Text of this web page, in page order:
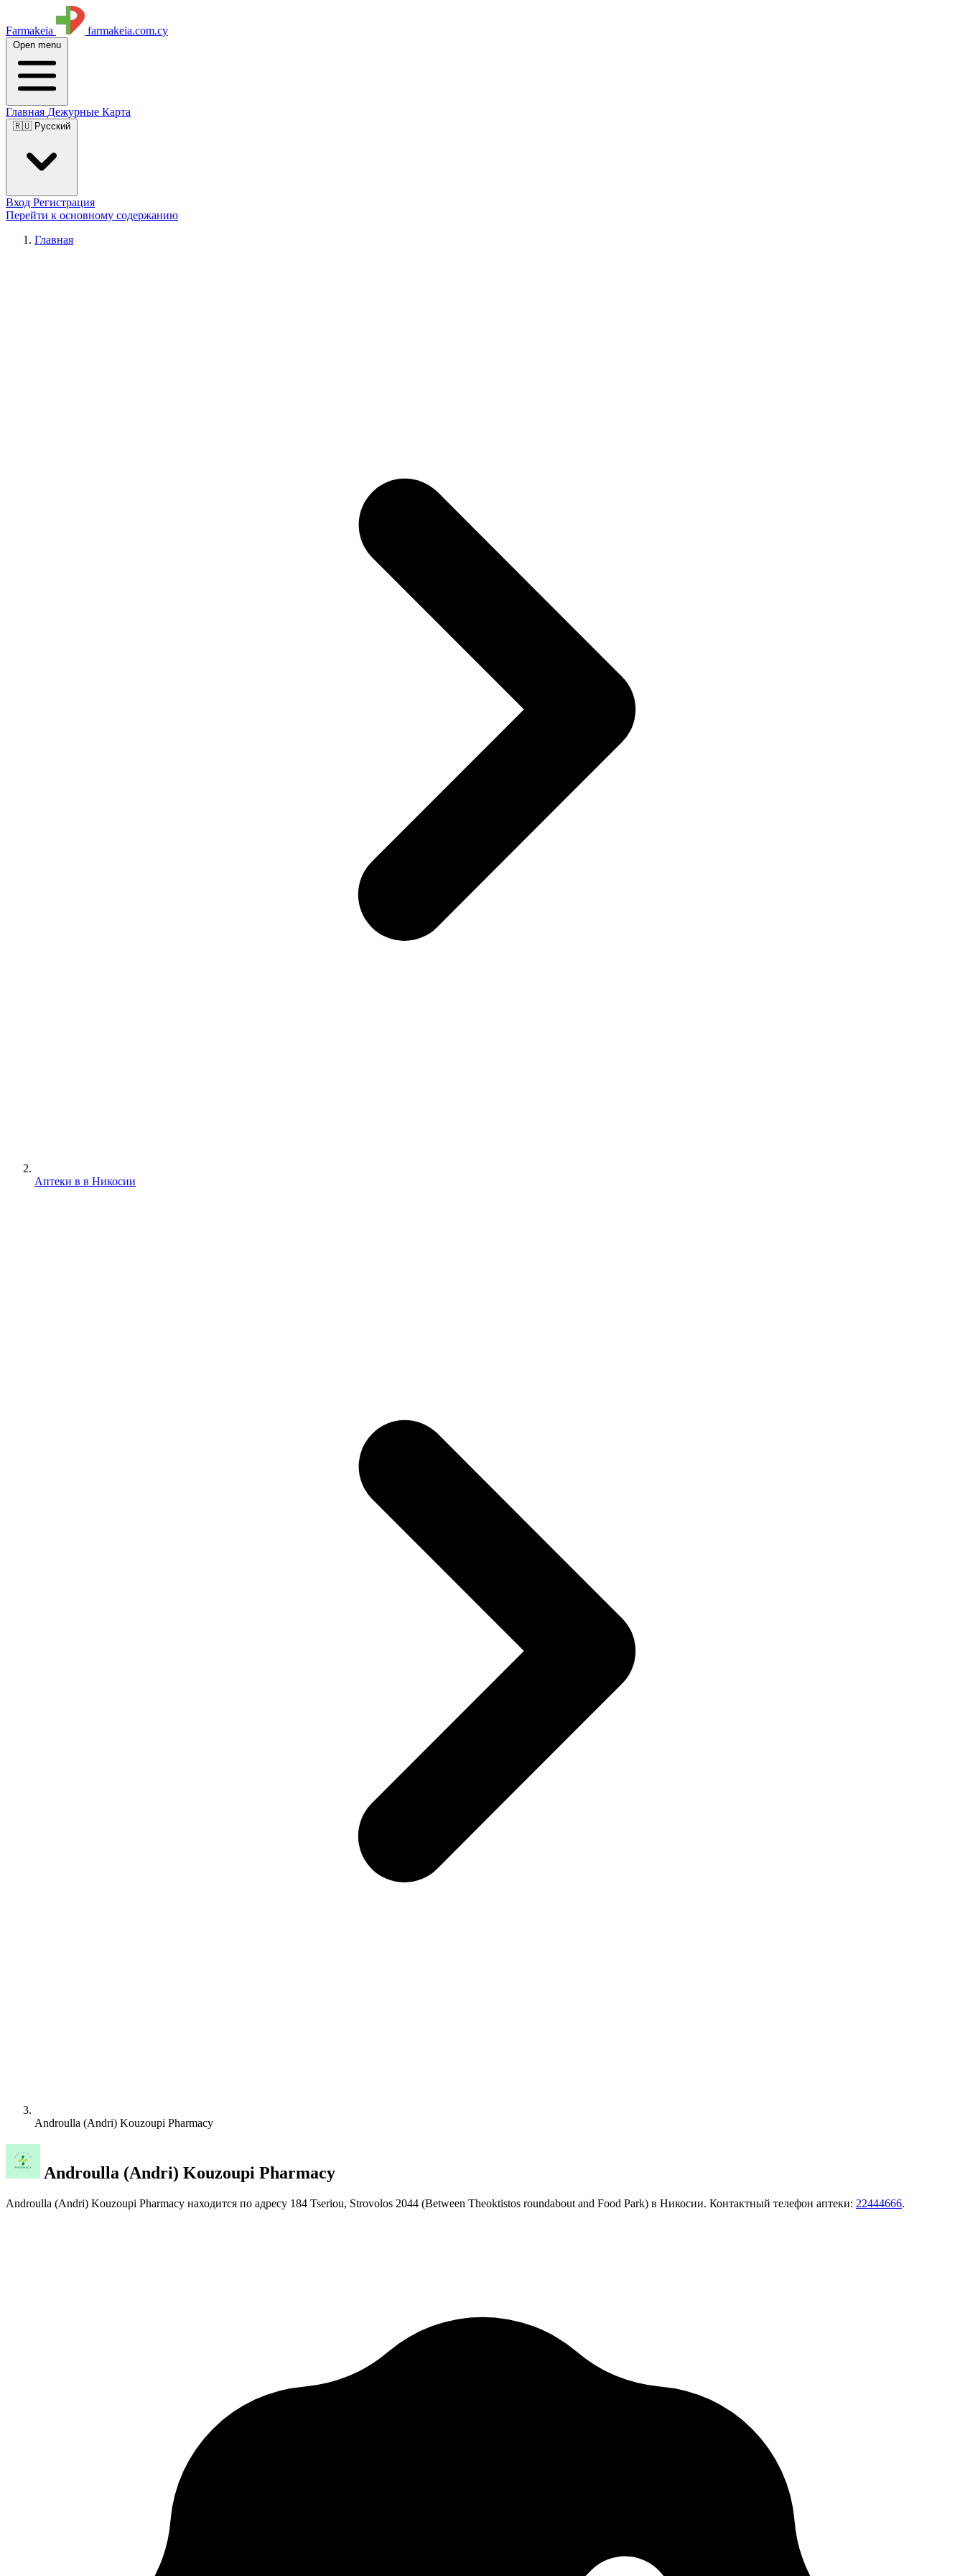
Farmakeia farmakeia.com.cy
Open menu
Главная Дежурные Карта
🇷🇺 Русский
Вход Регистрация
Перейти к основному содержанию
Главная
Аптеки в в Никосии
Androulla (Andri) Kouzoupi Pharmacy
Androulla (Andri) Kouzoupi Pharmacy
Androulla (Andri) Kouzoupi Pharmacy находится по адресу 184 Tseriou, Strovolos 2044 (Between Theoktistos roundabout and Food Park) в Никосии. Контактный телефон аптеки: 22444666.